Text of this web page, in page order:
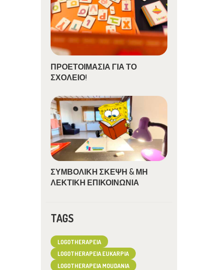
ΠΡΟΕΤΟΙΜΑΣΙΑ ΓΙΑ ΤΟ
ΣΧΟΛΕΙΟ!
ΣΥΜΒΟΛΙΚΗ ΣΚΕΨΗ & ΜΗ
ΛΕΚΤΙΚΗ ΕΠΙΚΟΙΝΩΝΙΑ
TAGS
LOGOTHERAPEIA
LOGOTHERAPEIA EUKARPIA
LOGOTHERAPEIA MOUDANIA